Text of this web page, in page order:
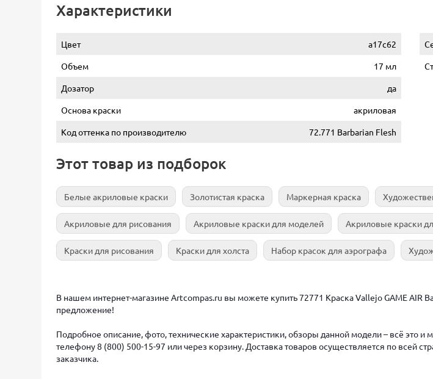
Характеристики
Цвет
a17c62
Объем
17 мл
Дозатор
да
Основа краски
акриловая
Код оттенка по производителю
72.771 Barbarian Flesh
Этот товар из подборок
Белые акриловые краски Золотистая краска Маркерная краска
Акриловые для рисования Акриловые краски для моделей Акриловые краски
Краски для рисования Краски для холста Набор красок для аэрографа
В нашем интернет-магазине Artcompas.ru вы можете купить 72771 Краска Vallejo GAME AIR
предложение!
Подробное описание, фото, технические характеристики, обзоры данной модели – всё это
телефону 8 (800) 500-15-97 или через корзину. Доставка товаров осуществляется по всей
заказчика.